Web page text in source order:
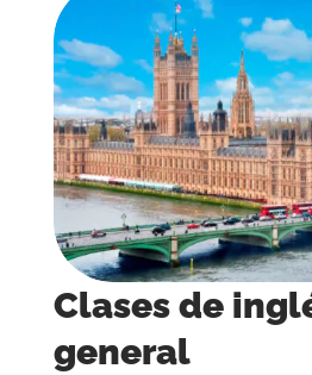
Clases de
general